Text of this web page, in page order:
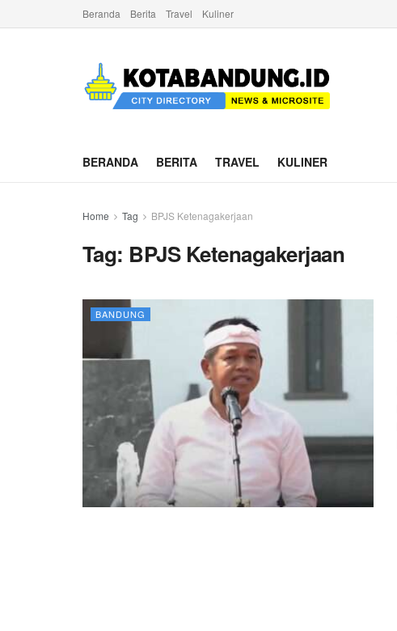
Beranda Berita Travel Kuliner
BERANDA BERITA TRAVEL KULINER
Home Tag BPJS Ketenagakerjaan
Tag: BPJS Ketenagakerjaan
BANDUNG